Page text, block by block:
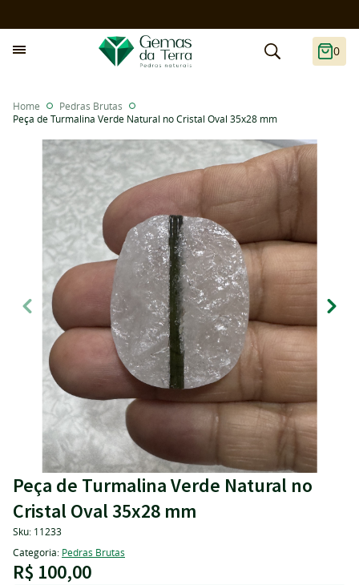
0
Home
Pedras Brutas
Peça de Turmalina Verde Natural no Cristal Oval 35x28 mm
Peça de Turmalina Verde Natural no
Cristal Oval 35x28 mm
Sku: 11233
Categoria: Pedras Brutas
R$ 100,00